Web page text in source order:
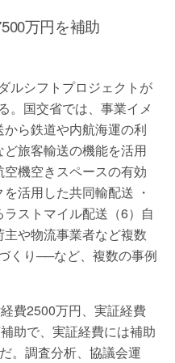
万円を補助
ルシフトプロジェクトが
。国交省では、事業イメ
ら鉄道や内航海運の利
旅客輸送の機能を活用
機空きスペースの有効
活用した共同輸配送 ・
ストマイル配送（6）自
や物流事業者など複数
くり──など、複数の事例
費2500万円、実証経費
助で、実証経費には補助
。調査分析、協議会運